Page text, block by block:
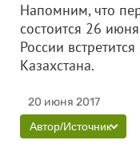
Напомним, что
состоится 26
России
Казахстана.
20 июня 2017
Автор/Источник